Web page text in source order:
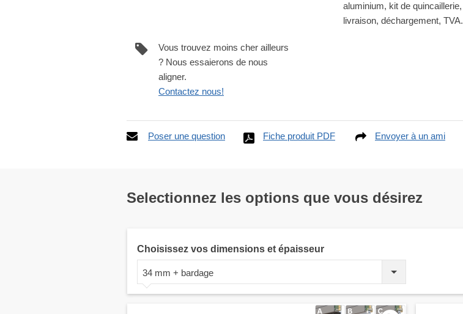
aluminium, kit de quincaillerie,
livraison, déchargement, TVA.
Vous trouvez moins cher ailleurs
? Nous essaierons de nous
aligner.
Contactez nous!
Poser une question Fiche produit PDF Envoyer à un ami
Selectionnez les options que vous désirez
Choisissez vos dimensions et épaisseur
34 mm + bardage